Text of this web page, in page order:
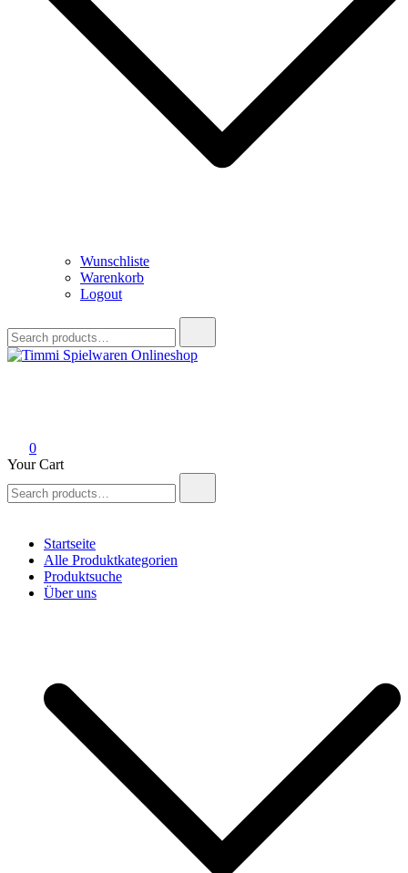
Wunschliste
Warenkorb
Logout
for:
0
Your Cart
for:
Startseite
Alle Produktkategorien
Produktsuche
Über uns